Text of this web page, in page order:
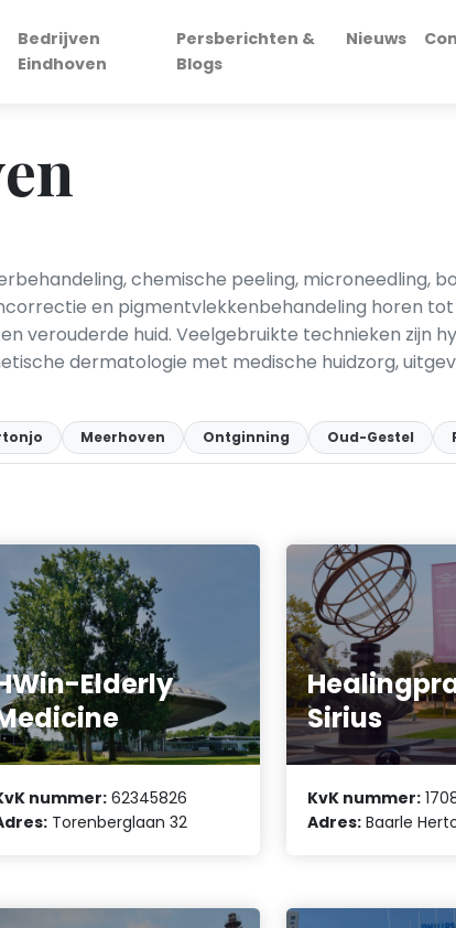
Bedrijven
Eindhoven
Persberichten &
Blogs
Nieuws
chemische peeling, microneedling,
en pigmentvlekkenbehandeling horen
verouderde huid. Veelgebruikte technieken zijn
dermatologie met medische huidzorg,
Meerhoven Ontginning Oud-Gestel
Elderly
nummer: 62345826
Torenberglaan 32
Sirius
KvK nummer:
Adres: Baarle